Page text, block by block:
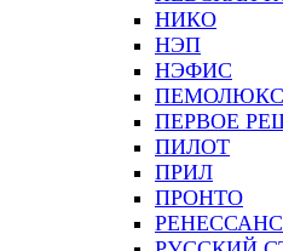
НИКО
НЭП
НЭФИС
ПЕМОЛЮКС
ПЕРВОЕ
ПИЛОТ
ПРИЛ
ПРОНТО